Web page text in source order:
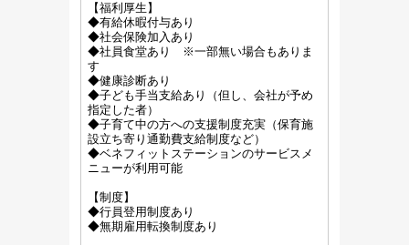
【福利厚生】
◆有給休暇付与あり
◆社会保険加入あり
◆社員食堂あり ※一部無い場合もありま
す
◆健康診断あり
◆子ども手当支給あり（但し、会社が予め
指定した者）
◆子育て中の方への支援制度充実（保育施
設立ち寄り通勤費支給制度など）
◆ベネフィットステーションのサービスメ
ニューが利用可能
【制度】
◆行員登用制度あり
◆無期雇用転換制度あり